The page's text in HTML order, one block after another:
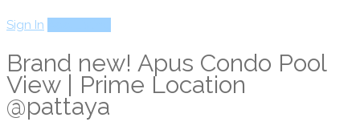
Sign In
Brand new! Apus Condo Pool
View | Prime Location
@pattaya